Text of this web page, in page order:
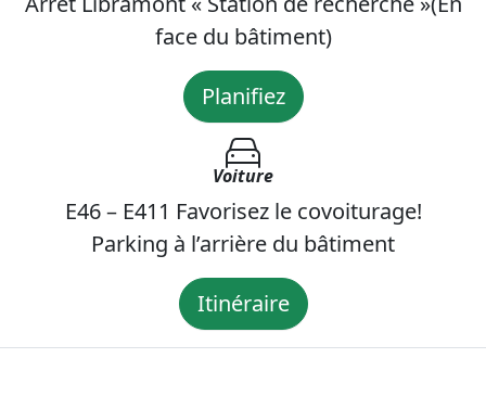
face du bâtiment)
Planifiez
Voiture
E46 – E411 Favorisez le covoiturage!
Parking à l’arrière du bâtiment
Itinéraire